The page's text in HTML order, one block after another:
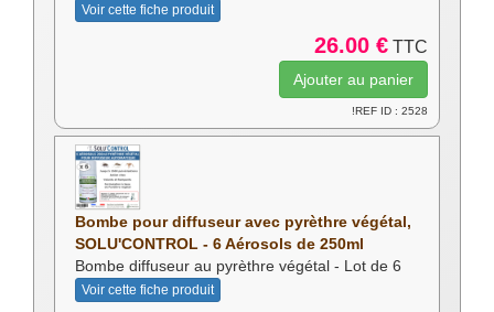
Voir cette fiche produit
26.00 € TTC
!REF ID : 2528
Bombe pour diffuseur avec pyrèthre végétal,
SOLU'CONTROL - 6 Aérosols de 250ml
Bombe diffuseur au pyrèthre végétal - Lot de 6
Voir cette fiche produit